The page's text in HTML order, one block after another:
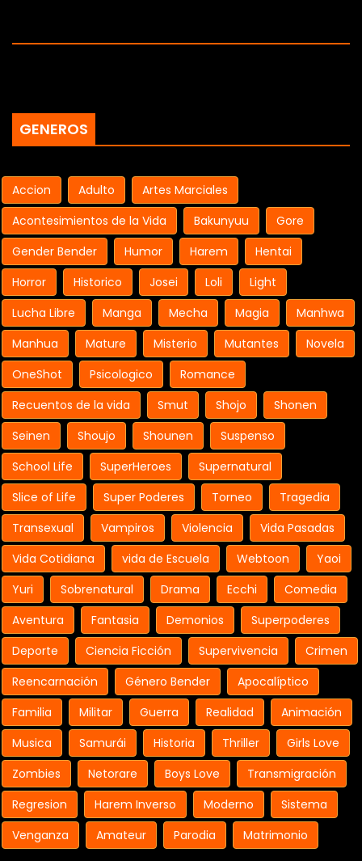
GENEROS
Accion Adulto
Artes Marciales
Acontesimientos de la Vida
Bakunyuu
Gore
Gender Bender
Humor Harem
Hentai
Horror
Historico Josei Loli
Light
Lucha Libre
Manga Mecha Magia
Manhwa
Manhua
Mature Misterio Mutantes
Novela
OneShot
Psicologico
Romance
Recuentos de la vida
Smut Shojo
Shonen
Seinen
Shoujo Shounen
Suspenso
School Life
SuperHeroes
Supernatural
Slice of Life
Super Poderes Torneo
Tragedia
Transexual
Vampiros Violencia
Vida Pasadas
Vida Cotidiana
vida de Escuela Webtoon
Yaoi
Yuri
Sobrenatural Drama Ecchi
Comedia
Aventura
Fantasia Demonios
Superpoderes
Deporte
Ciencia Ficción Supervivencia
Crimen
Reencarnación
Género Bender
Apocalíptico
Familia
Militar Guerra Realidad
Animación
Musica
Samurái Historia Thriller
Girls Love
Zombies
Netorare Boys Love
Transmigración
Regresion
Harem Inverso Moderno
Sistema
Venganza
Amateur Parodia Matrimonio